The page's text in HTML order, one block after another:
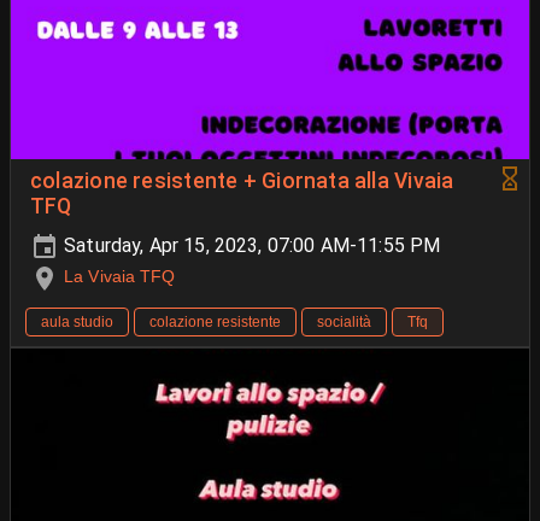
colazione resistente + Giornata alla Vivaia
TFQ
Saturday, Apr 15, 2023, 07:00 AM-11:55 PM
La Vivaia TFQ
aula studio colazione resistente socialità Tfq